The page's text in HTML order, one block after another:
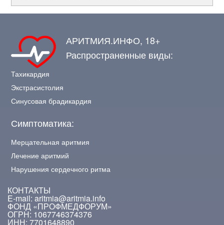
АРИТМИЯ.ИНФО, 18+
Распространенные виды:
Тахикардия
Экстрасистолия
Синусовая брадикардия
Симптоматика:
Мерцательная аритмия
Лечение аритмий
Нарушения сердечного ритма
КОНТАКТЫ
E-mail: aritmia@aritmia.info
ФОНД «ПРОФМЕДФОРУМ»
ОГРН: 1067746374376
ИНН: 7701648890